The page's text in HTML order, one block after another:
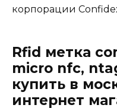
корпорации
Rfid метка
micro nfc,
купить в
интернет